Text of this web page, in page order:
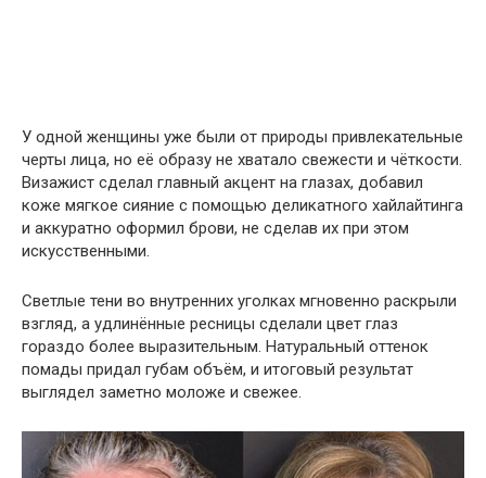
У одной женщины уже были от природы привлекательные
черты лица, но её образу не хватало свежести и чёткости.
Визажист сделал главный акцент на глазах, добавил
коже мягкое сияние с помощью деликатного хайлайтинга
и аккуратно оформил брови, не сделав их при этом
искусственными.
Светлые тени во внутренних уголках мгновенно раскрыли
взгляд, а удлинённые ресницы сделали цвет глаз
гораздо более выразительным. Натуральный оттенок
помады придал губам объём, и итоговый результат
выглядел заметно моложе и свежее.